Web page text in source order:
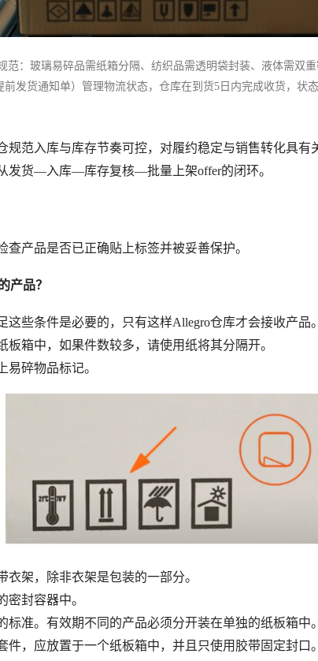
范：玻璃易碎品需纸箱分隔、纺织品需透明袋封装、液体需双
发货通知单）管理物流状态，仓库在到货5日内完成收货，状
态，缺货预警邮件每周二发送。违规操作（如标签粘贴不当、
规范入库与库存节奏可控，对履约稳定与销售转化具有
发货—入库—库存复核—批量上架offer的闭环。
产品是否已正确贴上标签并被妥善保护。
产品？
些条件是必要的，只有这样Allegro仓库才会接收产品。
箱中，如果件数较多，请使用纸将其分隔开。
易碎物品标记。
架，除非衣架是包装的一部分。
密封容器中。
准。有效期不同的产品必须分开装在单独的纸板箱中。
件，应放置于一个纸板箱中，并且只使用胶带固定封口